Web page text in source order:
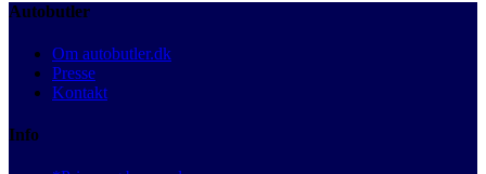
Autobutler
Om autobutler.dk
Presse
Kontakt
Info